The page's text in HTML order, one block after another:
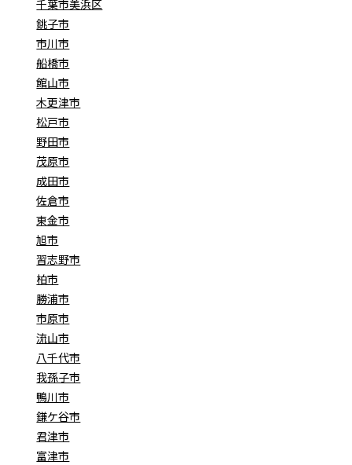
千葉市美浜区
銚子市
市川市
船橋市
館山市
木更津市
松戸市
野田市
茂原市
成田市
佐倉市
東金市
旭市
習志野市
柏市
勝浦市
市原市
流山市
八千代市
我孫子市
鴨川市
鎌ケ谷市
君津市
富津市